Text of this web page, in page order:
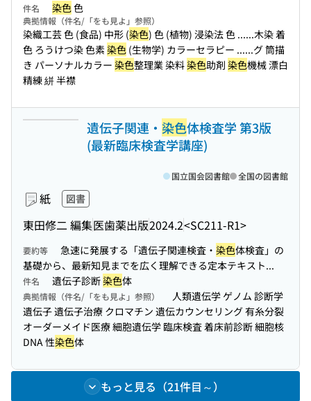
件名 染色色
典拠情報（件名/「をも見よ」参照）
染織工芸 色 (食品) 中形 (染色) 色 (植物) 浸染法 色 ......木染 着
色 ろうけつ染 色素 染色 (生物学) カラーセラピー ......グ 筒描
き パーソナルカラー 染色整理業 染料染色助剤 染色機械 漂白
精練 絣 半襟
遺伝子関連・ 染色体検査学 第3版
(最新臨床検査学講座)
紙 図書
東田修二 編集医歯薬出版2024.2<SC211-R1>
国立国会図書館 全国の図書館
要約等 急速に発展する「遺伝子関連検査・ 染色体検査」の
基礎から、最新知見までを広く理解できる定本テキスト...
件名 遺伝子診断染色体
典拠情報（件名/「をも見よ」参照）
人類遺伝学 ゲノム 診断学
遺伝子 遺伝子治療 クロマチン 遺伝カウンセリング 有糸分裂
オーダーメイド医療 細胞遺伝学 臨床検査 着床前診断 細胞核
DNA 性染色体
もっと見る（21件目～）